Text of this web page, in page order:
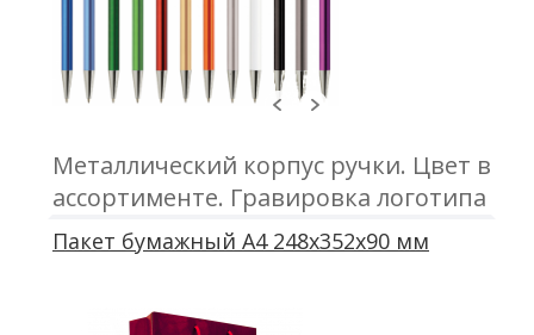
Металлический корпус ручки. Цвет в
ассортименте. Гравировка логотипа
компании на ручках
Пакет бумажный А4 248х352х90 мм